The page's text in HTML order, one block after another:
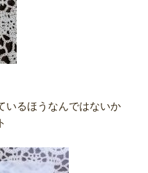
いるほうなんではないか